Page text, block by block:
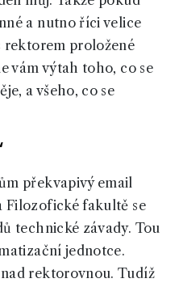
a nutno říci velice
rektorem proložené
vám výtah toho, co se
a všeho, co se
překvapivý email
Filozofické fakultě se
technické závady. Tou
jednotce.
rektorovnou. Tudíž